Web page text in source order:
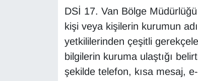
DSİ 17. Van Bölge
kişi veya kişilerin kurumun
yetkililerinden çeşitli
bilgilerin kuruma ulaştığı
şekilde telefon, kısa mesaj,
Sinema - TV